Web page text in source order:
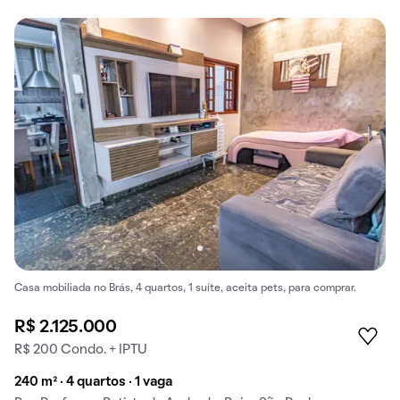
Casa mobiliada no Brás, 4 quartos, 1 suíte, aceita pets, para comprar.
R$ 2.125.000
R$ 200 Condo. + IPTU
240 m² · 4 quartos · 1 vaga